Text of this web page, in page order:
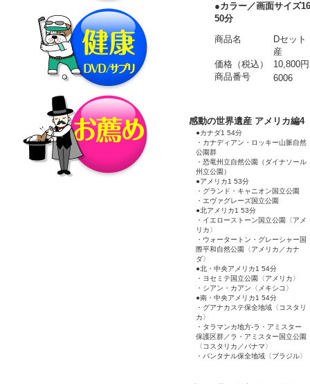
●カラー／画面サイズ
50分
商品名
Dセッ
産
価格（税込）
10,800円
商品番号
6006
感動の世界遺産 アメリカ編4
●カナダ1 54分
・カナディアン・ロッキー山脈自然
公園群
・恐竜州立自然公園（ダイナソール
州立公園）
●アメリカ1 53分
・グランド・キャニオン国立公園
・エヴァグレーズ国立公園
●北アメリカ1 53分
・イエローストーン国立公園〈アメ
リカ〉
・ウォータートン・グレーシャー国
際平和自然公園〈アメリカ／カナ
ダ〉
●北・中央アメリカ1 54分
・ヨセミテ国立公園〈アメリカ〉
・シアン・カアン〈メキシコ〉
●南・中央アメリカ1 54分
・グアナカステ保全地域〈コスタリ
カ〉
・タラマンカ地方‐ラ・アミスター
保護区群／ラ・アミスター国立公園
〈コスタリカ／パナマ〉
・パンタナル保全地域〈ブラジル〉